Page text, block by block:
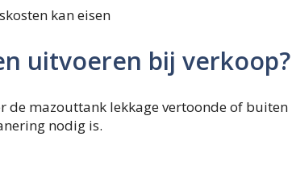
kan eisen
uitvoeren bij verkoop?
de mazouttank lekkage vertoonde of buiten
nodig is.